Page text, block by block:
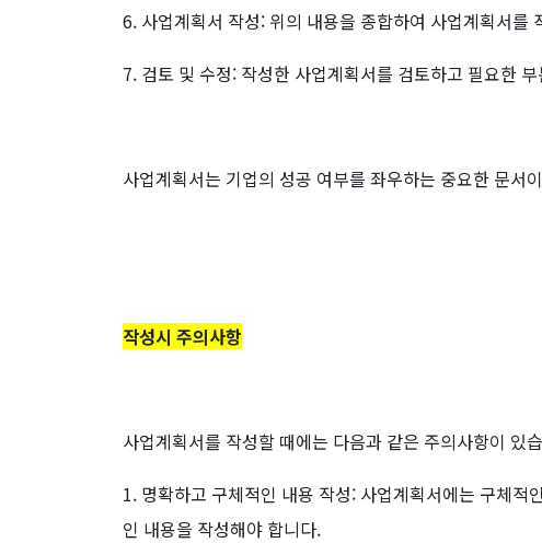
6. 사업계획서 작성: 위의 내용을 종합하여 사업계획서를
7. 검토 및 수정: 작성한 사업계획서를 검토하고 필요한
사업계획서는 기업의 성공 여부를 좌우하는 중요한 문서
작성시 주의사항
사업계획서를 작성할 때에는 다음과 같은 주의사항이 있
1. 명확하고 구체적인 내용 작성: 사업계획서에는 구체적
인 내용을 작성해야 합니다.